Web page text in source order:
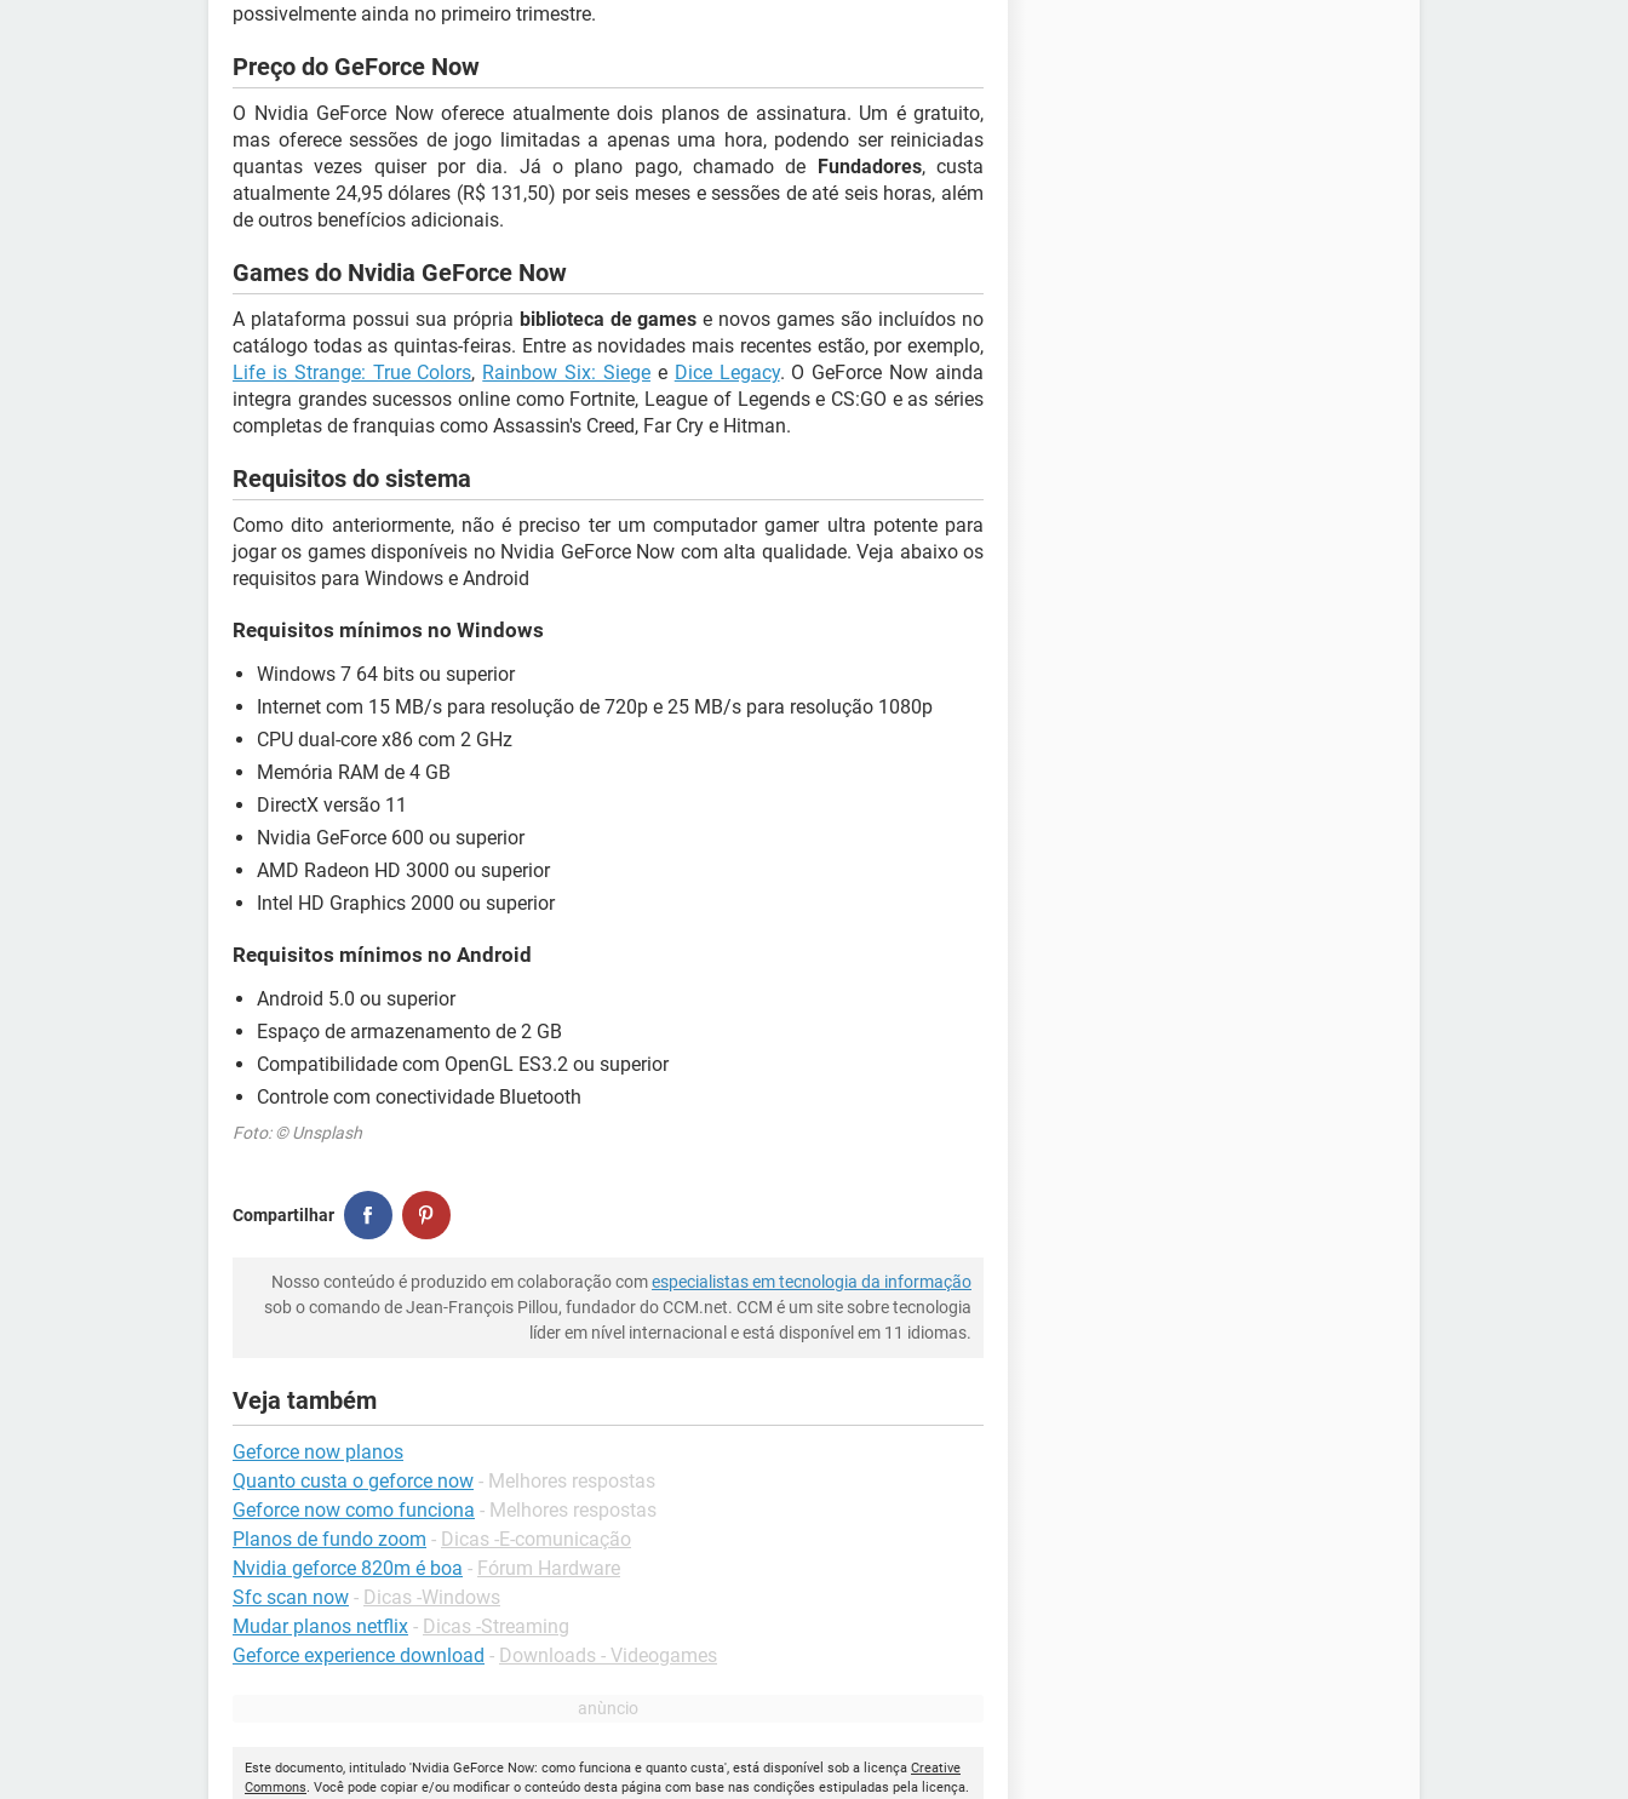
possivelmente ainda no primeiro trimestre.
Preço do GeForce Now
O Nvidia GeForce Now oferece atualmente dois planos de assinatura. Um é gratuito,
mas oferece sessões de jogo limitadas a apenas uma hora, podendo ser reiniciadas
quantas vezes quiser por dia. Já o plano pago, chamado de Fundadores, custa
atualmente 24,95 dólares (R$ 131,50) por seis meses e sessões de até seis horas, além
de outros benefícios adicionais.
Games do Nvidia GeForce Now
A plataforma possui sua própria biblioteca de games e novos games são incluídos no
catálogo todas as quintas-feiras. Entre as novidades mais recentes estão, por exemplo,
Life is Strange: True Colors, Rainbow Six: Siege e Dice Legacy. O GeForce Now ainda
integra grandes sucessos online como Fortnite, League of Legends e CS:GO e as séries
completas de franquias como Assassin's Creed, Far Cry e Hitman.
Requisitos do sistema
Como dito anteriormente, não é preciso ter um computador gamer ultra potente para
jogar os games disponíveis no Nvidia GeForce Now com alta qualidade. Veja abaixo os
requisitos para Windows e Android
Requisitos mínimos no Windows
Windows 7 64 bits ou superior
Internet com 15 MB/s para resolução de 720p e 25 MB/s para resolução 1080p
CPU dual-core x86 com 2 GHz
Memória RAM de 4 GB
DirectX versão 11
Nvidia GeForce 600 ou superior
AMD Radeon HD 3000 ou superior
Intel HD Graphics 2000 ou superior
Requisitos mínimos no Android
Android 5.0 ou superior
Espaço de armazenamento de 2 GB
Compatibilidade com OpenGL ES3.2 ou superior
Controle com conectividade Bluetooth
Foto: © Unsplash
Compartilhar
Nosso conteúdo é produzido em colaboração comespecialistas em tecnologia da informação
sob o comando de Jean-François Pillou, fundador do CCM.net. CCM é um site sobre tecnologia
líder em nível internacional e está disponível em 11 idiomas.
Veja também
Geforce now planos
Quanto custa o geforce now - Melhores respostas
Geforce now como funciona - Melhores respostas
Planos de fundo zoom - Dicas -E-comunicação
Nvidia geforce 820m é boa - Fórum Hardware
Sfc scan now - Dicas -Windows
Mudar planos netflix - Dicas -Streaming
Geforce experience download - Downloads - Videogames
Este documento, intitulado 'Nvidia GeForce Now: como funciona e quanto custa', está disponível sob a licença Creative
Commons. Você pode copiar e/ou modificar o conteúdo desta página com base nas condições estipuladas pela licença.